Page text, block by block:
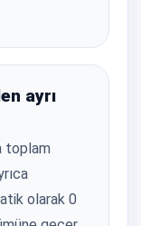
ayrı
toplam
olarak 0